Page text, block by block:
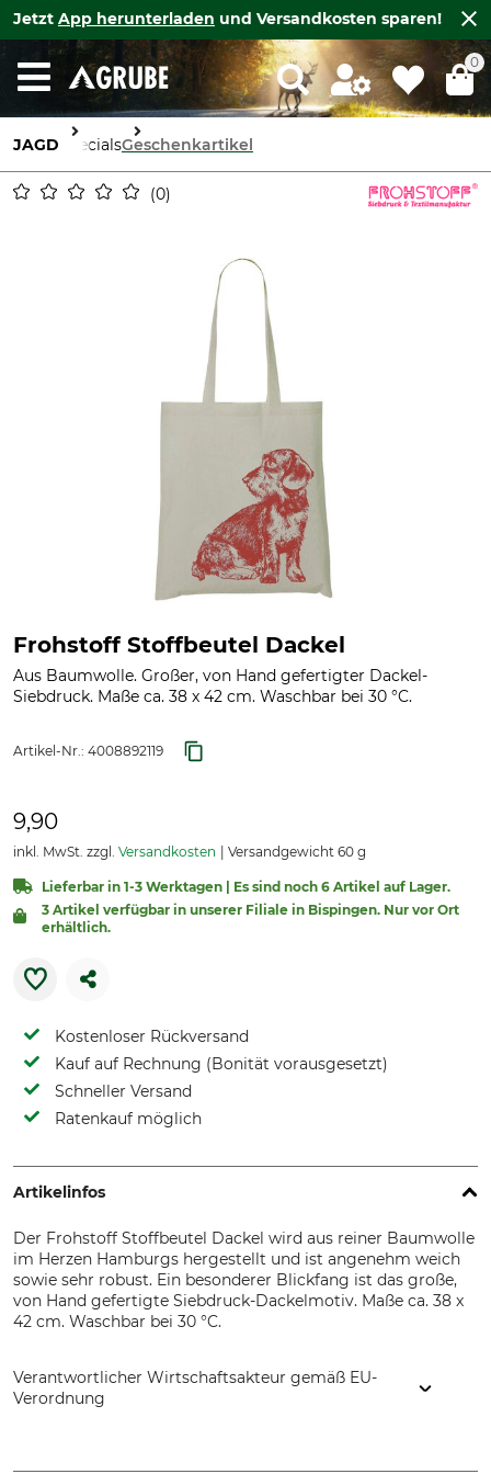
Jetzt App herunterladen und Versandkosten sparen!
0
JAGD SpecialsGeschenkartikel
0
Frohstoff Stoffbeutel Dackel
Aus Baumwolle. Großer, von Hand gefertigter Dackel-
Siebdruck. Maße ca. 38 x 42 cm. Waschbar bei 30 °C.
Artikel-Nr.: 4008892119
9,90
inkl. MwSt. zzgl. Versandkosten Versandgewicht 60 g
Lieferbar in 1-3 Werktagen | Es sind noch 6 Artikel auf Lager.
3 Artikel verfügbar in unserer Filiale in Bispingen. Nur vor Ort
erhältlich.
Kostenloser Rückversand
Kauf auf Rechnung (Bonität vorausgesetzt)
Schneller Versand
Ratenkauf möglich
Artikelinfos
Der Frohstoff Stoffbeutel Dackel wird aus reiner Baumwolle
im Herzen Hamburgs hergestellt und ist angenehm weich
sowie sehr robust. Ein besonderer Blickfang ist das große,
von Hand gefertigte Siebdruck-Dackelmotiv. Maße ca. 38 x
42 cm. Waschbar bei 30 °C.
Verantwortlicher Wirtschaftsakteur gemäß EU-
Verordnung
Hamburg, Germany, www.frohstoff.de